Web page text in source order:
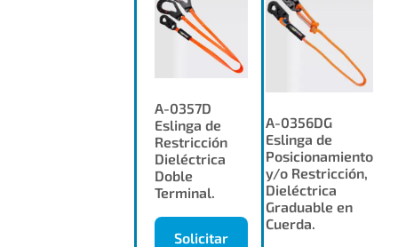
A-0357D
Eslinga de
Restricción
Dieléctrica
Doble
Terminal.
Solicitar
A-0356DG
Eslinga de
Posicionamiento
y/o Restricción,
Dieléctrica
Graduable en
Cuerda.